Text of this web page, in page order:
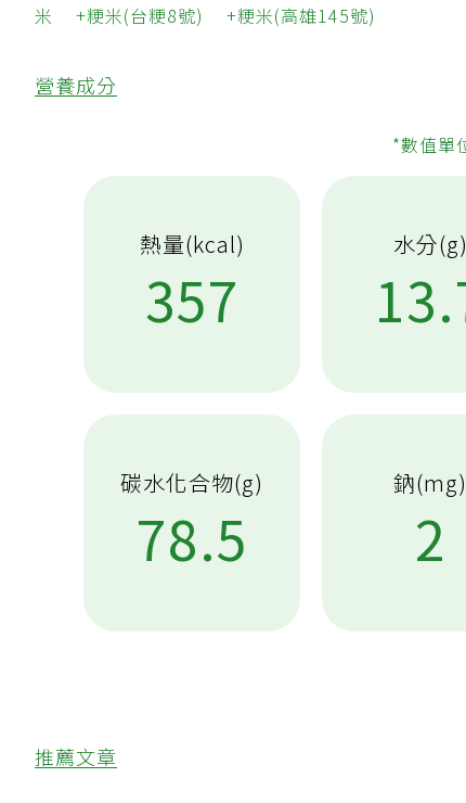
米 粳米(台粳8號) 粳米(高雄145號)
營養成分
*數值單
熱量(kcal)
357
水分(g)
碳水化合物(g)
78.5
鈉(mg)
2
推薦文章